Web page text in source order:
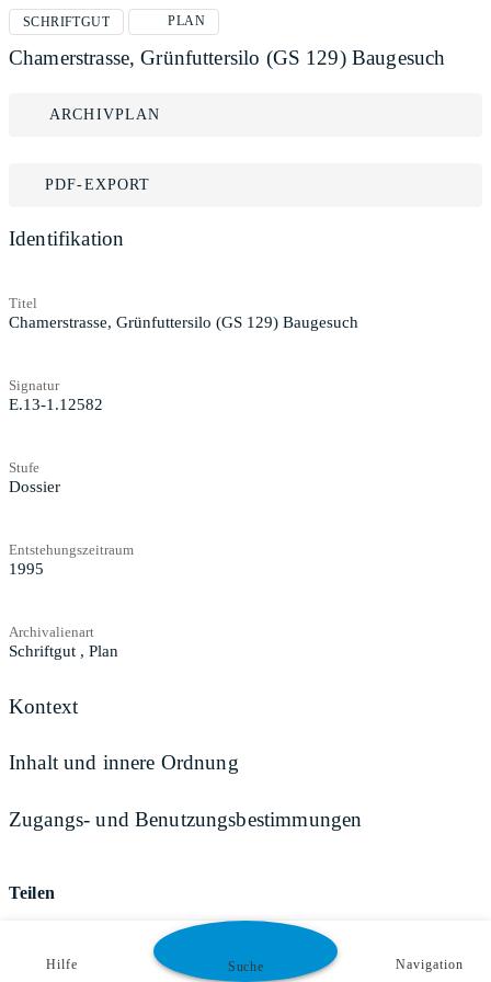
SCHRIFTGUT PLAN
Chamerstrasse, Grünfuttersilo (GS 129) Baugesuch
ARCHIVPLAN
PDF-EXPORT
Identifikation
Titel
Chamerstrasse, Grünfuttersilo (GS 129) Baugesuch
Signatur
E.13-1.12582
Stufe
Dossier
Entstehungszeitraum
1995
Archivalienart
Schriftgut , Plan
Kontext
Inhalt und innere Ordnung
Zugangs- und Benutzungsbestimmungen
Teilen
Hilfe Suche Navigation